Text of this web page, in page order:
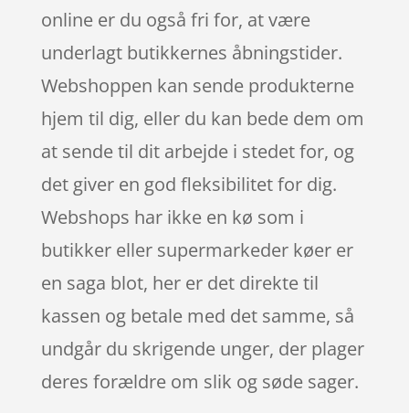
online er du også fri for, at være
underlagt butikkernes åbningstider.
Webshoppen kan sende produkterne
hjem til dig, eller du kan bede dem om
at sende til dit arbejde i stedet for, og
det giver en god fleksibilitet for dig.
Webshops har ikke en kø som i
butikker eller supermarkeder køer er
en saga blot, her er det direkte til
kassen og betale med det samme, så
undgår du skrigende unger, der plager
deres forældre om slik og søde sager.